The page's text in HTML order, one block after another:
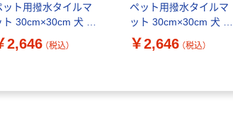
ット用撥水タイルマ
ト 30cm×30cm 犬 猫
本製 消臭 洗える ブラ
ン KI-32 1セット(同色
2,646 （税込）
ペット用撥水タイルマ
ット 30cm×30cm 犬 猫
日本製 消臭 洗える ベー
ジュ KH-52 1セット(同
￥2,646 （税込）